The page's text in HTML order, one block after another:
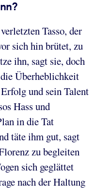
Tasso, der
sich hin brütet, zu
ihn, sagt sie, doch
Überheblichkeit
und sein Talent
Hass und
in die Tat
täte ihm gut, sagt
zu begleiten
sich geglättet
nach der Haltung